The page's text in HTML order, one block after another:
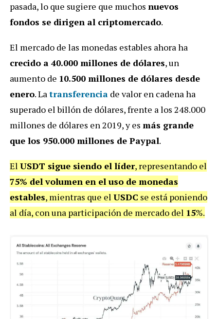
pasada, lo que sugiere que muchos nuevos
fondos se dirigen al criptomercado.
El mercado de las monedas estables ahora ha
crecido a 40.000 millones de dólares, un
aumento de 10.500 millones de dólares desde
enero. Latransferencia de valor en cadena ha
superado el billón de dólares, frente a los 248.000
millones de dólares en 2019, y es más grande
que los 950.000 millones de Paypal.
El USDT sigue siendo el líder, representando el
75% del volumen en el uso de monedas
estables, mientras que el USDC se está poniendo
al día, con una participación de mercado del 15%.